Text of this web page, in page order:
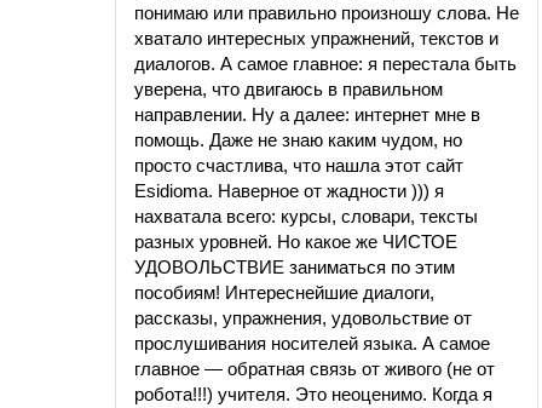
понимаю или правильно произношу слова. Не
хватало интересных упражнений, текстов и
диалогов. А самое главное: я перестала быть
уверена, что двигаюсь в правильном
направлении. Ну а далее: интернет мне в
помощь. Даже не знаю каким чудом, но
просто счастлива, что нашла этот сайт
Esidioma. Наверное от жадности ))) я
нахватала всего: курсы, словари, тексты
разных уровней. Но какое же ЧИСТОЕ
УДОВОЛЬСТВИЕ заниматься по этим
пособиям! Интереснейшие диалоги,
рассказы, упражнения, удовольствие от
прослушивания носителей языка. А самое
главное — обратная связь от живого (не от
робота!!!) учителя. Это неоценимо. Когда я